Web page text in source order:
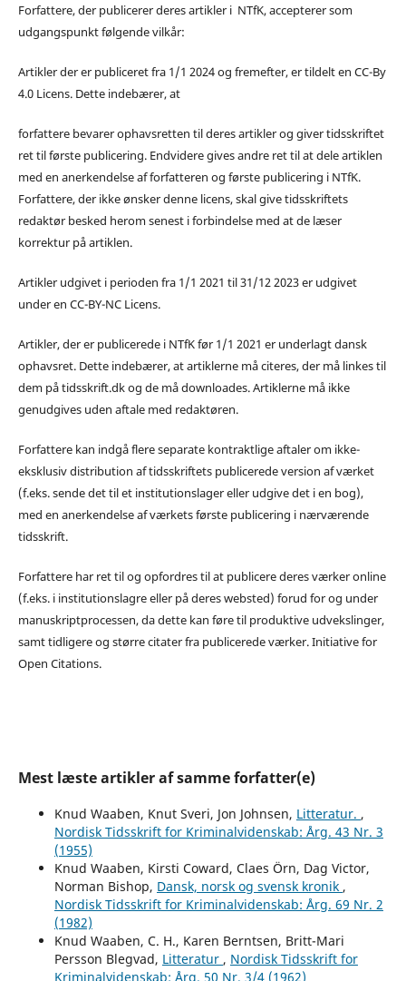
Forfattere, der publicerer deres artikler i NTfK, accepterer som
udgangspunkt følgende vilkår:
Artikler der er publiceret fra 1/1 2024 og fremefter, er tildelt en CC-By
4.0 Licens. Dette indebærer, at
forfattere bevarer ophavsretten til deres artikler og giver tidsskriftet
ret til første publicering. Endvidere gives andre ret til at dele artiklen
med en anerkendelse af forfatteren og første publicering i NTfK.
Forfattere, der ikke ønsker denne licens, skal give tidsskriftets
redaktør besked herom senest i forbindelse med at de læser
korrektur på artiklen.
Artikler udgivet i perioden fra 1/1 2021 til 31/12 2023 er udgivet
under en CC-BY-NC Licens.
Artikler, der er publicerede i NTfK før 1/1 2021 er underlagt dansk
ophavsret. Dette indebærer, at artiklerne må citeres, der må linkes til
dem på tidsskrift.dk og de må downloades. Artiklerne må ikke
genudgives uden aftale med redaktøren.
Forfattere kan indgå flere separate kontraktlige aftaler om ikke-
eksklusiv distribution af tidsskriftets publicerede version af værket
(f.eks. sende det til et institutionslager eller udgive det i en bog),
med en anerkendelse af værkets første publicering i nærværende
tidsskrift.
Forfattere har ret til og opfordres til at publicere deres værker online
(f.eks. i institutionslagre eller på deres websted) forud for og under
manuskriptprocessen, da dette kan føre til produktive udvekslinger,
samt tidligere og større citater fra publicerede værker. Initiative for
Open Citations.
Mest læste artikler af samme forfatter(e)
Knud Waaben, Knut Sveri, Jon Johnsen, Litteratur. ,
Nordisk Tidsskrift for Kriminalvidenskab: Årg. 43 Nr. 3
(1955)
Knud Waaben, Kirsti Coward, Claes Örn, Dag Victor,
Norman Bishop, Dansk, norsk og svensk kronik ,
Nordisk Tidsskrift for Kriminalvidenskab: Årg. 69 Nr. 2
(1982)
Knud Waaben, C. H., Karen Berntsen, Britt-Mari
Persson Blegvad, Litteratur , Nordisk Tidsskrift for
Kriminalvidenskab: Årg. 50 Nr. 3/4 (1962)